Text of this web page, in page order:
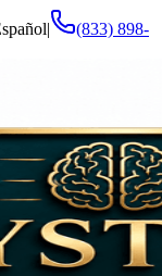
|
(833) 898-